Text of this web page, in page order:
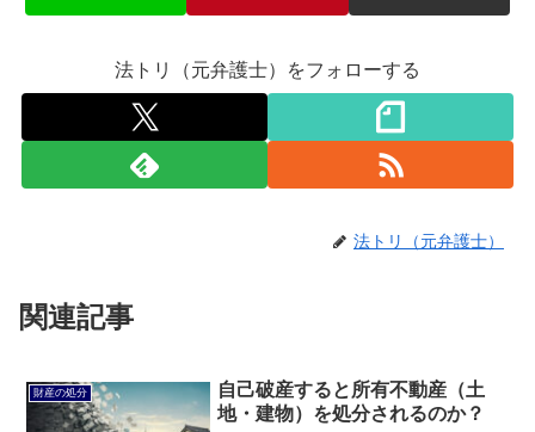
法トリ（元弁護士）をフォローする
法トリ（元弁護士）
関連記事
財産の処分
自己破産すると所有不動産（土
地・建物）を処分されるのか？